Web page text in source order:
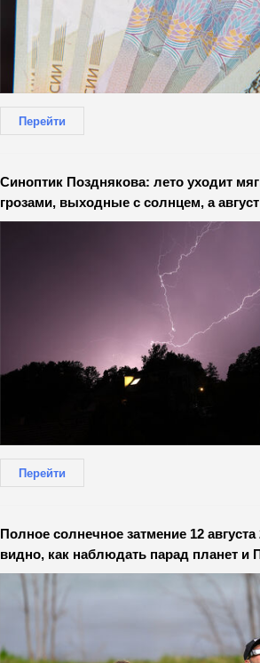
Перейти
Синоптик Позднякова: лето уходит
грозами, выходные с солнцем, а
Перейти
Полное солнечное затмение 12 августа
видно, как наблюдать парад планет и